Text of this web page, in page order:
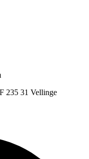
235 31 Vellinge